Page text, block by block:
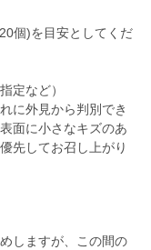
個)を目安としてくだ
定など）
に外見から判別でき
面に小さなキズのあ
先してお召し上がり
しますが、この間の